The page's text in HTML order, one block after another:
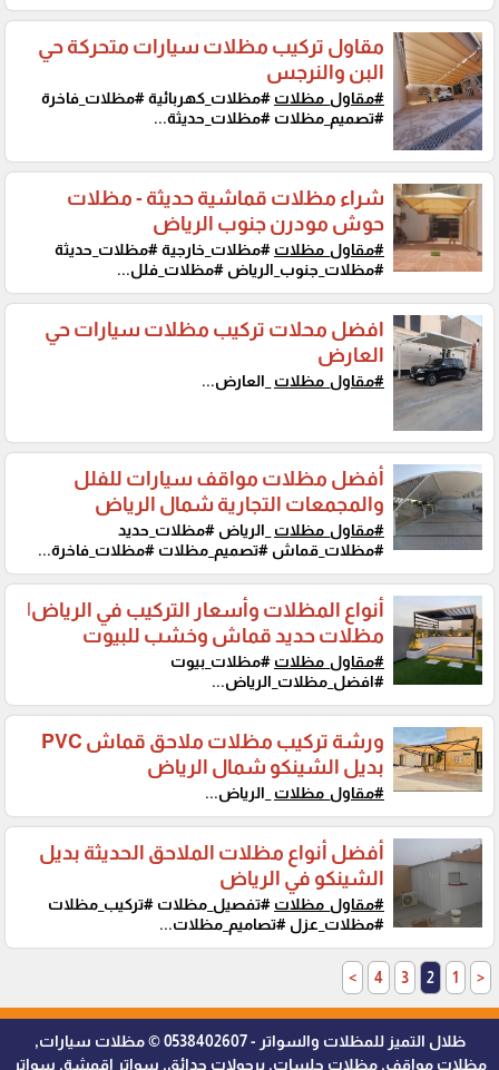
مقاول تركيب مظلات سيارات متحركة حي
البن والنرجس
#مقاول_مظلات #مظلات_كهربائية #مظلات_فاخرة
#تصميم_مظلات #مظلات_حديثة...
شراء مظلات قماشية حديثة - مظلات
حوش مودرن جنوب الرياض
#مقاول_مظلات #مظلات_خارجية #مظلات_حديثة
#مظلات_جنوب_الرياض #مظلات_فلل...
افضل محلات تركيب مظلات سيارات حي
العارض
#مقاول_مظلات _العارض...
أفضل مظلات مواقف سيارات للفلل
والمجمعات التجارية شمال الرياض
#مقاول_مظلات _الرياض #مظلات_حديد
#مظلات_قماش #تصميم_مظلات #مظلات_فاخرة...
أنواع المظلات وأسعار التركيب في الرياض|
مظلات حديد قماش وخشب للبيوت
#مقاول_مظلات #مظلات_بيوت
#افضل_مظلات_الرياض...
ورشة تركيب مظلات ملاحق قماش PVC
بديل الشينكو شمال الرياض
#مقاول_مظلات _الرياض...
أفضل أنواع مظلات الملاحق الحديثة بديل
الشينكو في الرياض
#مقاول_مظلات #تفصيل_مظلات #تركيب_مظلات
#مظلات_عزل #تصاميم_مظلات...
<
1
2
3
4
>
ظلال التميز للمظلات والسواتر - 0538402607 © مظلات سيارات,
مظلات مواقف, مظلات جلسات, برجولات حدائق, سواتر اقمشة, سواتر